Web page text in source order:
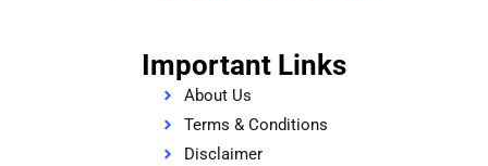
Important Links
About Us
Terms & Conditions
Disclaimer